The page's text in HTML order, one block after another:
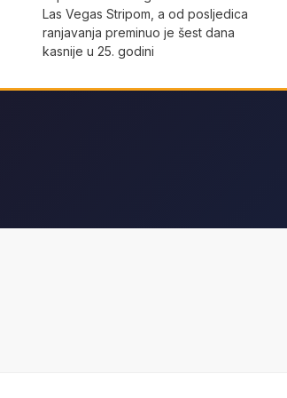
Las Vegas Stripom, a od posljedica
ranjavanja preminuo je šest dana
kasnije u 25. godini